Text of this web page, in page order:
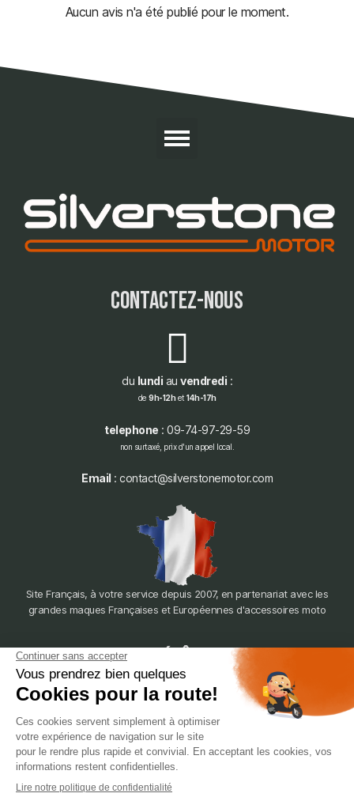
Aucun avis n'a été publié pour le moment.
contactez-nous
du lundi au vendredi :
de 9h-12het 14h-17h
telephone : 09-74-97-29-59
non surtaxé, prix d'un appel local.
Email : contact@silverstonemotor.com
Site Français, à votre service depuis 2007, en partenariat avec les
grandes maques Françaises et Européennes d'accessoires moto
388 Av. Charles de Gaulle, 69200 Vénissieux